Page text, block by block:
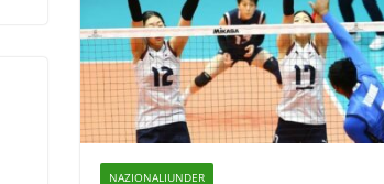
NAZIONALIUNDER